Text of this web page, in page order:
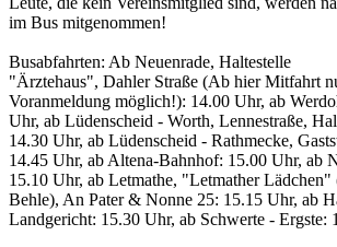
im Bus mitgenommen!
Busabfahrten: Ab Neuenrade, Haltestelle
"Ärztehaus", Dahler Straße (Ab hier Mitfahrt
Voranmeldung möglich!): 14.00 Uhr, ab
Uhr, ab Lüdenscheid - Worth, Lennestraße,
14.30 Uhr, ab Lüdenscheid - Rathmecke,
14.45 Uhr, ab Altena-Bahnhof: 15.00 Uhr, ab
15.10 Uhr, ab Letmathe, "Letmather Lädchen"
Behle), An Pater & Nonne 25: 15.15 Uhr, ab
Landgericht: 15.30 Uhr, ab Schwerte - Ergste: